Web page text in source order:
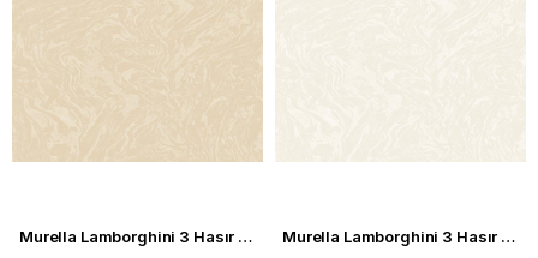
Murella Lamborghini 3 Hasır Desenli Duvar Kağıdı Z12856 Murella Lamborghini 3 Hasır Desenli Duvar Kağıdı Z12852